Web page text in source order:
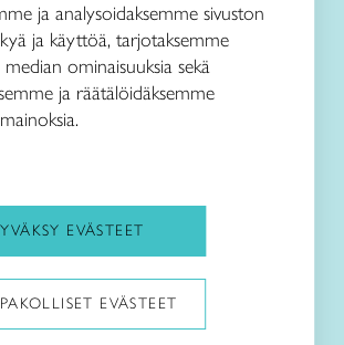
Taito-lehti:
ja analysoidaksemme sivuston
ja käyttöä, tarjotaksemme
median ominaisuuksia sekä
ja räätälöidäksemme
EVÄSTEET
EVÄSTEET